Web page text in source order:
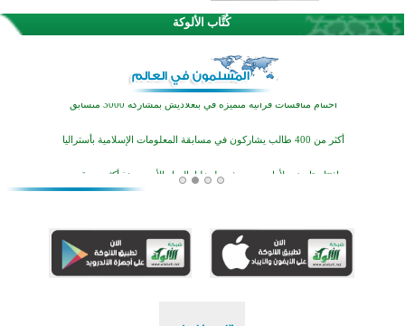
كُتَّاب الألوكة
تيسليتش تختتم برنامجا تعليميا لتعزيز القيم وبناء الشخصية للشباب المسلمين
اختتام منافسات قرآنية متميزة في بنغلاديش بمشاركة 3000 متسابق
افتتاح تاريخي لأول مسجد في بلييفليا بالجبل الأسود منذ أكثر من قرن
منطقة ريبوفسي تحتفل بميلاد مسجد جديد في أجواء إيمانية مميزة
القرآن والتربية في صدارة البرامج الصيفية للمسلمين في بينزا وساراتوف وموردوفيا هذا العام
اختتام الدورة التاسعة لمسابقة حفظ وتلاوة القرآن الكريم في أزناكاييف